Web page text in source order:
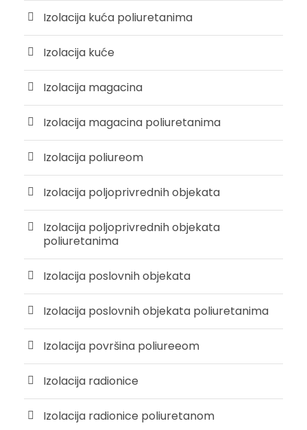
Izolacija kuća poliuretanima
Izolacija kuće
Izolacija magacina
Izolacija magacina poliuretanima
Izolacija poliureom
Izolacija poljoprivrednih objekata
Izolacija poljoprivrednih objekata
poliuretanima
Izolacija poslovnih objekata
Izolacija poslovnih objekata poliuretanima
Izolacija površina poliureeom
Izolacija radionice
Izolacija radionice poliuretanom